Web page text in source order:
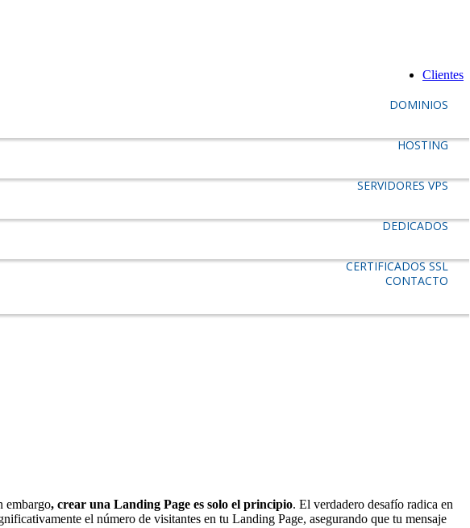
Clientes
DOMINIOS
HOSTING
SERVIDORES VPS
DEDICADOS
CERTIFICADOS SSL
CONTACTO
embargo, crear una Landing Page es solo el principio. El verdadero desafío radica en
el número de visitantes en tu Landing Page, asegurando que tu mensaje